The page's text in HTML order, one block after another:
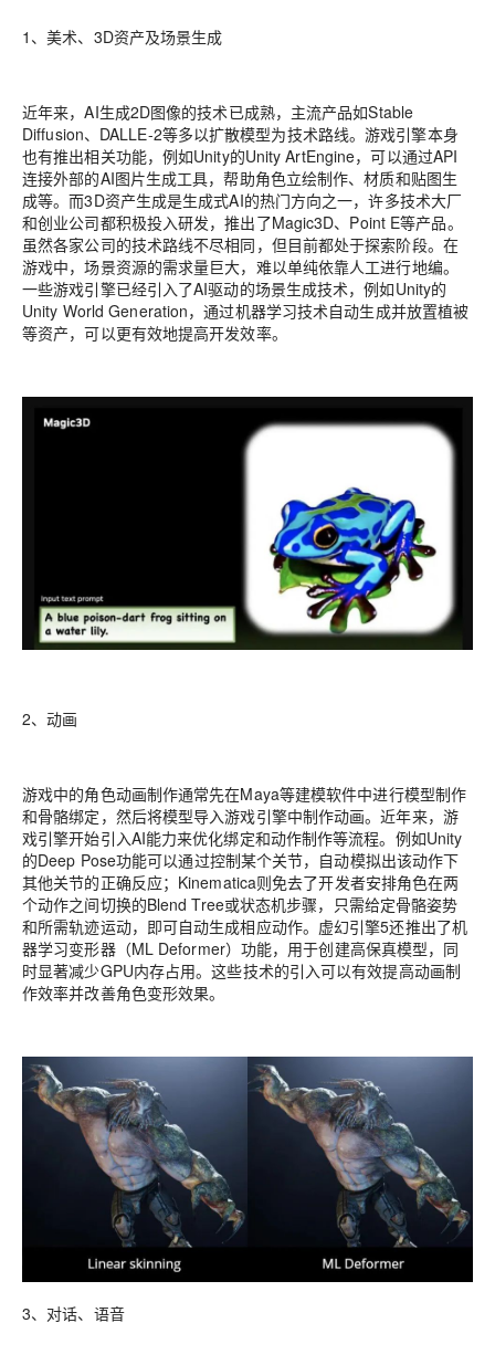
1、美术、3D资产及场景生成
近年来，AI生成2D图像的技术已成熟，主流产品如Stable
Diffusion、DALLE-2等多以扩散模型为技术路线。游戏引擎本身
也有推出相关功能，例如Unity的Unity ArtEngine，可以通过API
连接外部的AI图片生成工具，帮助角色立绘制作、材质和贴图生
成等。而3D资产生成是生成式AI的热门方向之一，许多技术大厂
和创业公司都积极投入研发，推出了Magic3D、Point E等产品。
虽然各家公司的技术路线不尽相同，但目前都处于探索阶段。在
游戏中，场景资源的需求量巨大，难以单纯依靠人工进行地编。
一些游戏引擎已经引入了AI驱动的场景生成技术，例如Unity的
Unity World Generation，通过机器学习技术自动生成并放置植被
等资产，可以更有效地提高开发效率。
2、动画
游戏中的角色动画制作通常先在Maya等建模软件中进行模型制作
和骨骼绑定，然后将模型导入游戏引擎中制作动画。近年来，游
戏引擎开始引入AI能力来优化绑定和动作制作等流程。例如Unity
的Deep Pose功能可以通过控制某个关节，自动模拟出该动作下
其他关节的正确反应；Kinematica则免去了开发者安排角色在两
个动作之间切换的Blend Tree或状态机步骤，只需给定骨骼姿势
和所需轨迹运动，即可自动生成相应动作。虚幻引擎5还推出了机
器学习变形器（ML Deformer）功能，用于创建高保真模型，同
时显著减少GPU内存占用。这些技术的引入可以有效提高动画制
作效率并改善角色变形效果。
3、对话、语音